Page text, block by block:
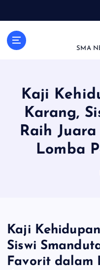
SMA
Kaji
Karang,
Raih
Lomba
Kaji
Siswi
Favorit dalam